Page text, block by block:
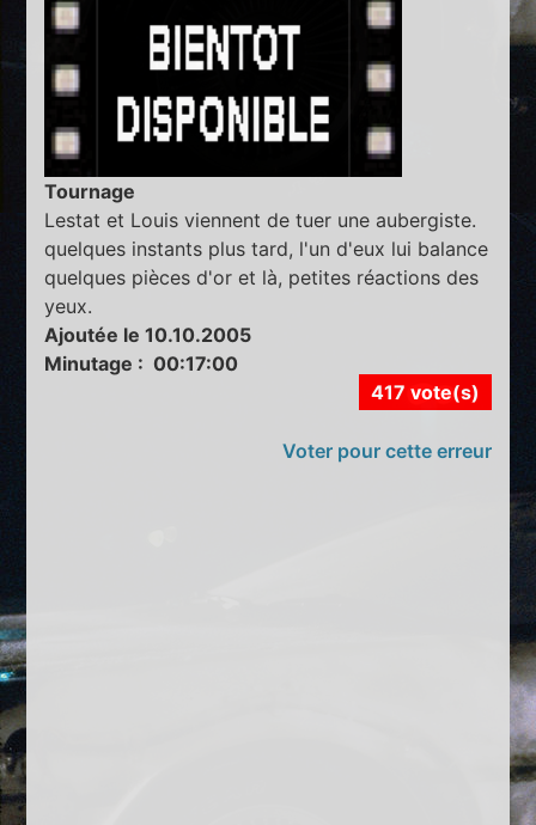
Tournage
Lestat et Louis viennent de tuer une aubergiste.
quelques instants plus tard, l'un d'eux lui balance
quelques pièces d'or et là, petites réactions des
yeux.
Ajoutée le 10.10.2005
Minutage : 00:17:00
417 vote(s)
Voter pour cette erreur